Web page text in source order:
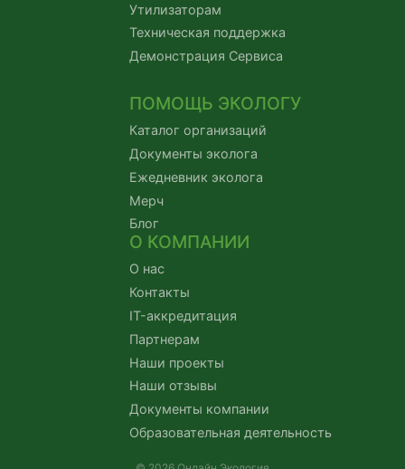
Утилизаторам
Техническая поддержка
Демонстрация Сервиса
ПОМОЩЬ ЭКОЛОГУ
Каталог организаций
Документы эколога
Ежедневник эколога
Мерч
Блог
О КОМПАНИИ
О нас
Контакты
IT-аккредитация
Партнерам
Наши проекты
Наши отзывы
Документы компании
Образовательная деятельность